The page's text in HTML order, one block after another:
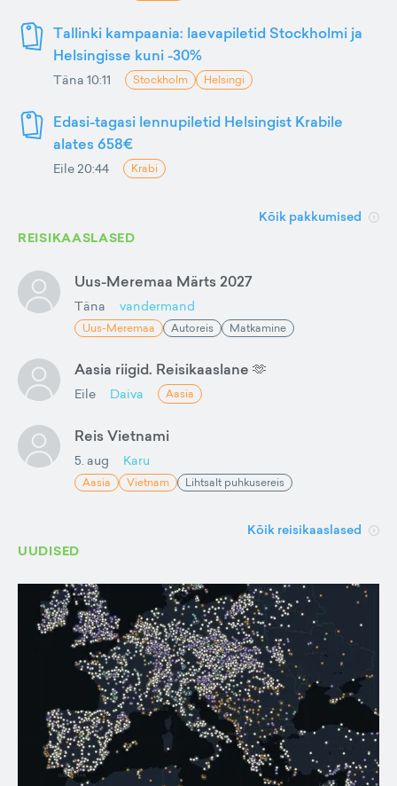
Tallinki kampaania: laevapiletid Stockholmi ja
Helsingisse kuni -30%
Täna 10:11 Stockholm Helsingi
Edasi-tagasi lennupiletid Helsingist Krabile
alates 658€
Eile 20:44 Krabi
Kõik pakkumised
REISIKAASLASED
Uus-Meremaa Märts 2027
Täna vandermand
Uus-Meremaa Autoreis Matkamine
Aasia riigid. Reisikaaslane 🫶
Eile Daiva Aasia
Reis Vietnami
5. aug Karu
Aasia Vietnam Lihtsalt puhkusereis
Kõik reisikaaslased
UUDISED